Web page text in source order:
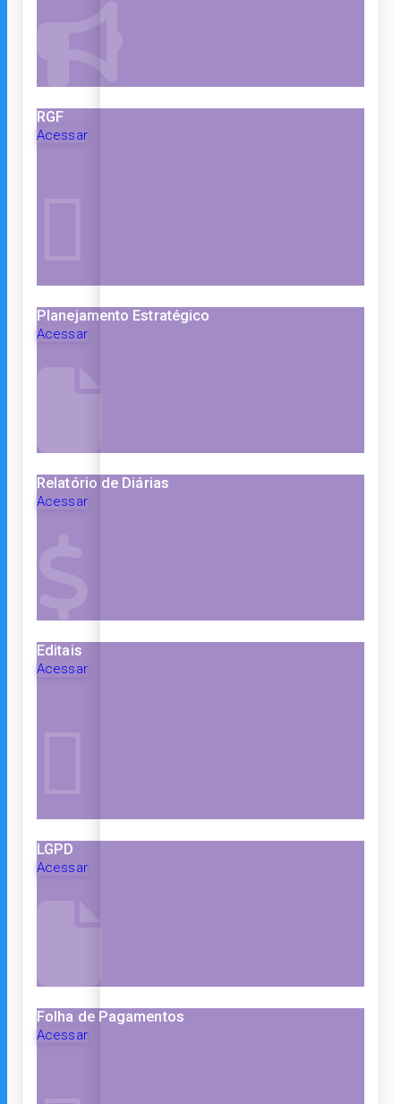
RGF
Acessar
Planejamento Estratégico
Acessar
Relatório de Diárias
Acessar
Editais
Acessar
LGPD
Acessar
Folha de Pagamentos
Acessar